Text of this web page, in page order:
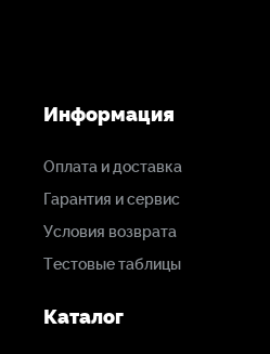
Информация
Оплата и доставка
Гарантия и сервис
Условия возврата
Тестовые таблицы
Каталог